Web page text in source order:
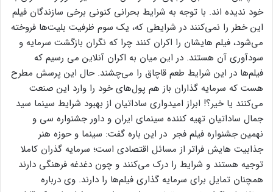
خود ندیده اند. با توجه به شرایط بحرانی کنونی برخی سازندگان فیلم
این خطر را نمی‌کنند در شرایطی که، یک سوم ظرفیت بلیت‌ها فروخته
می‌شود، فیلم هایشان را اکران کنند چرا که نگران بازگشت سرمایه و
سودآوری آن هستند. در این میان به اکران آنلاین می رسیم که
فیلم‌ها در این شرایط طعم قاچاق را می‌چشند. حال این پرسش مطرح
هست که سرمایه گذاران باز هم پول‌های خود را وارد این صنعت
می‌کنند یا خیر؟! ابراز امیدواری ساداتیان از بهبود شرایط سینما سید
جمال ساداتیان تهیه کننده سینمای ایران و داور جشنواره سی و
نهمین جشنواره فیلم فجر در این باره گفت: سینما و حوزه هنر
جذابیت هایش فراتر از مسائل اقتصادی است؛ سرمایه گذران کاملا
توجیه هستند و شرایط را درک می‌کنند و چون دغدغه فرهنگی دارند
همچنان تمایل برای سرمایه گذاری فیلم‌ها را دارند. وی درباره